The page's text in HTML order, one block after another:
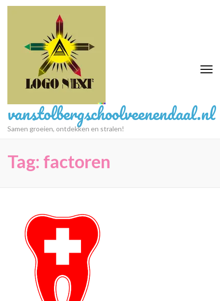
Ga
vanstolbergschoolveenendaal.nl
Samen groeien, ontdekken en stralen!
Tag: factoren